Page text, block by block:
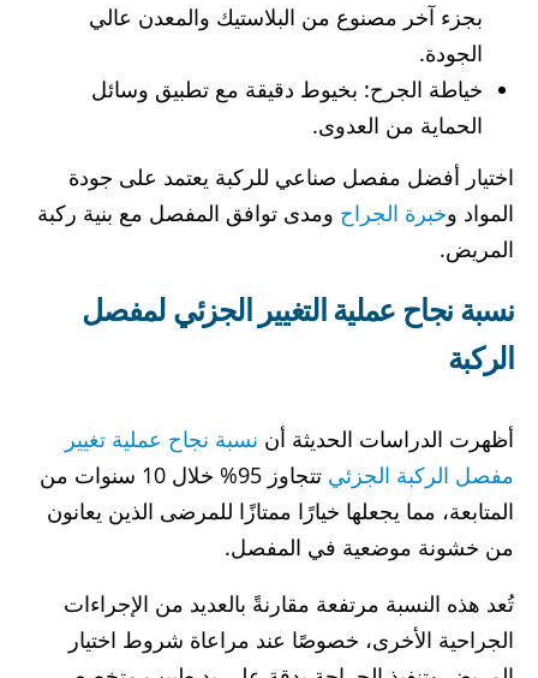
بجزء آخر مصنوع من البلاستيك والمعدن عالي
الجودة.
خياطة الجرح: بخيوط دقيقة مع تطبيق وسائل
الحماية من العدوى.
اختيار أفضل مفصل صناعي للركبة يعتمد على جودة
المواد وخبرة الجراح ومدى توافق المفصل مع بنية ركبة
المريض.
نسبة نجاح عملية التغيير الجزئي لمفصل
الركبة
أظهرت الدراسات الحديثة أن نسبة نجاح عملية تغيير
مفصل الركبة الجزئي
تتجاوز 95% خلال 10 سنوات من
المتابعة، مما يجعلها خيارًا ممتازًا للمرضى الذين يعانون
من خشونة موضعية في المفصل.
تُعد هذه النسبة مرتفعة مقارنةً بالعديد من الإجراءات
الجراحية الأخرى، خصوصًا عند مراعاة شروط اختيار